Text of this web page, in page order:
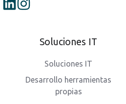
Soluciones IT
Soluciones IT
Desarrollo herramientas
propias